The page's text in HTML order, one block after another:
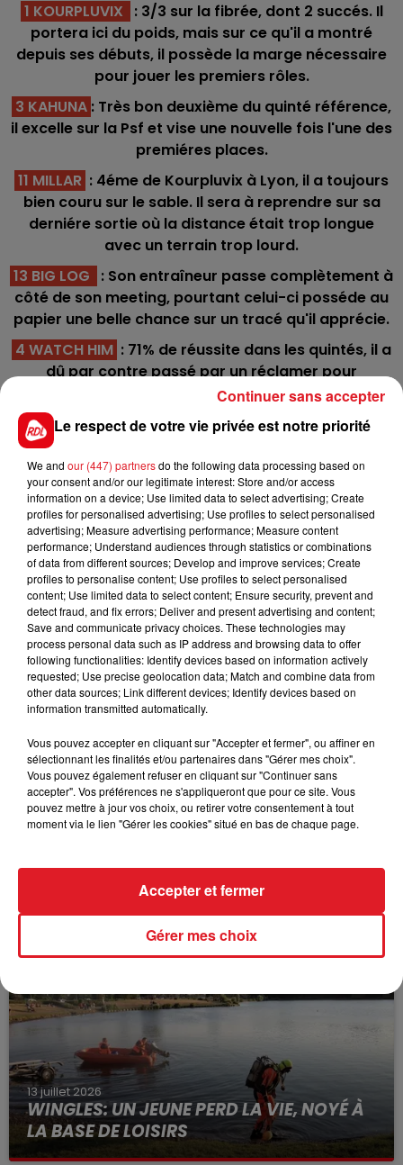
1 KOURPLUVIX
: 3/3 sur la fibrée, dont 2 succés. Il
portera ici du poids, mais sur ce qu'il a montré
depuis ses débuts, il possède la marge nécessaire
pour jouer les premiers rôles.
3 KAHUNA : Très bon deuxième du quinté référence,
il excelle sur la Psf et vise une nouvelle fois l'une des
premiéres places.
11 MILLAR : 4éme de Kourpluvix à Lyon, il a toujours
bien couru sur le sable. Il sera à reprendre sur sa
derniére sortie où la distance était trop longue
avec un terrain trop lourd.
13 BIG LOG
: Son entraîneur passe complètement à
côté de son meeting, pourtant celui-ci posséde au
papier une belle chance sur un tracé qu'il apprécie.
4 WATCH HIM : 71% de réussite dans les quintés, il a
dû par contre passé par un réclamer pour
retrouver une place honorable dans un classement.
A cocher en fin de combinaison.
8 EUSKADI
mauvais numéro dans les stalles. Il est un peu mieux
loti cette fois-ci, avec un bon parcours il peut
répéter cette place.
*************
En direct des pistes
FILS D'ACTUS
15 juillet 2026
BÉTHUNE: ENQUÊTE POUR HOMICIDE
VOLONTAIRE EN COURS, APRÈS LA...
Selon les premiers éléments, le logement servait
13 juillet 2026
WINGLES: UN JEUNE PERD LA VIE, NOYÉ À
LA BASE DE LOISIRS
La victime a coulé à pic
Le respect de votre vie privée est notre priorité
We and our (447) partnersdo the following data processing based on
your consent and/or our legitimate interest: Store and/or access
information on a device; Use limited data to select advertising; Create
profiles for personalised advertising; Use profiles to select personalised
advertising; Measure advertising performance; Measure content
performance; Understand audiences through statistics or combinations
of data from different sources; Develop and improve services; Create
profiles to personalise content; Use profiles to select personalised
content; Use limited data to select content; Ensure security, prevent and
detect fraud, and fix errors; Deliver and present advertising and content;
Save and communicate privacy choices. These technologies may
process personal data such as IP address and browsing data to offer
following functionalities: Identify devices based on information actively
requested; Use precise geolocation data; Match and combine data from
other data sources; Link different devices; Identify devices based on
information transmitted automatically.
Vous pouvez accepter en cliquant sur "Accepter et fermer", ou affiner en
sélectionnant les finalités et/ou partenaires dans "Gérer mes choix".
Vous pouvez également refuser en cliquant sur "Continuer sans
accepter". Vos préférences ne s'appliqueront que pour ce site. Vous
pouvez mettre à jour vos choix, ou retirer votre consentement à tout
moment via le lien "Gérer les cookies" situé en bas de chaque page.
Gérer mes choix
Accepter et fermer
Continuer sans accepter